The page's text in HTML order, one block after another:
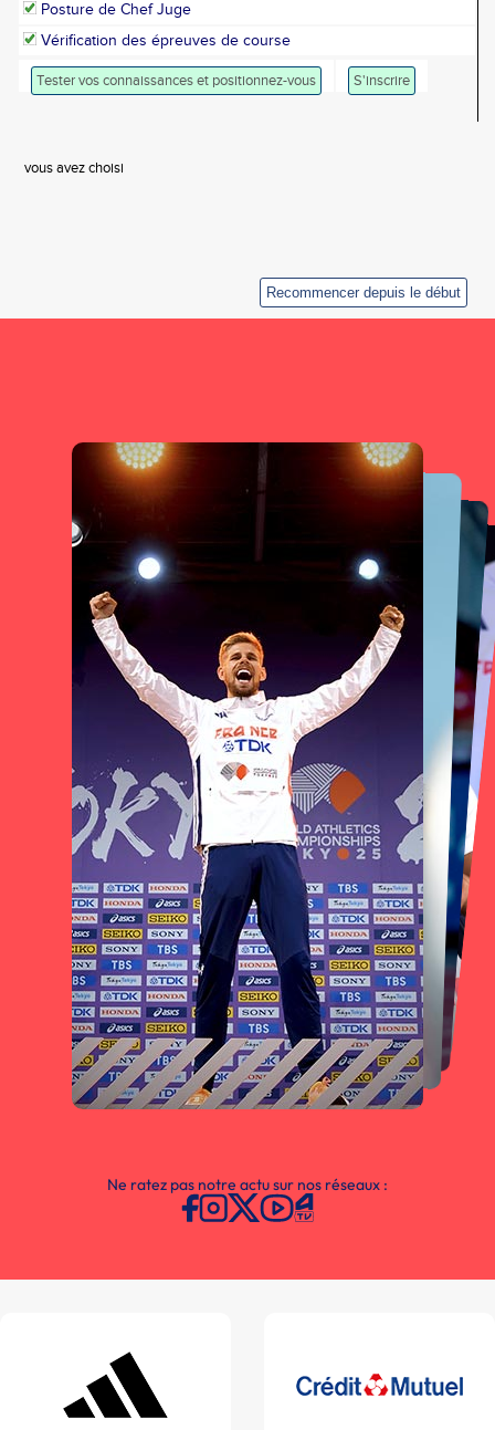
Posture de Chef Juge
Vérification des épreuves de course
Tester vos connaissances et positionnez-vous S'inscrire
vous avez choisi
Ne ratez pas notre actu sur nos réseaux :